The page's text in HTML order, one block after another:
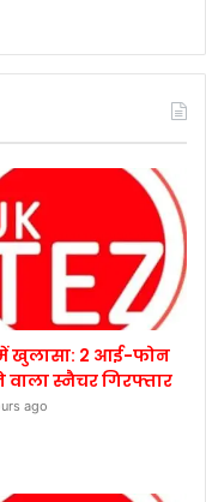
खुलासा: 2 आई-फोन
स्नैचर गिरफ्तार
ago